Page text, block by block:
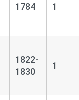
1784 1
1822-
1830
1